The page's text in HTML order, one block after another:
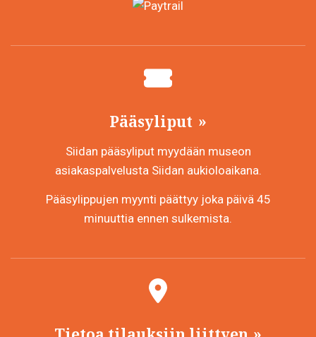
Pääsyliput
Siidan pääsyliput myydään museon
asiakaspalvelusta Siidan aukioloaikana.
Pääsylippujen myynti päättyy joka päivä 45
minuuttia ennen sulkemista.